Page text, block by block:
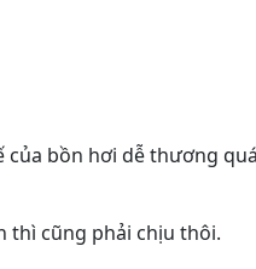
bồn hơi dễ thương
thì cũng phải chịu thôi.